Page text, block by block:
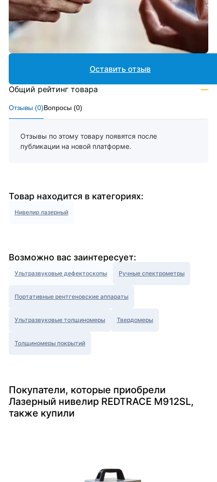
Отзывы (0)Вопросы (0)
Отзывы по этому товару появятся после
публикации на новой платформе.
Оставить отзыв
Общий рейтинг товара —
Товар находится в категориях:
Нивелир лазерный
Возможно вас заинтересует:
Ультразвуковые дефектоскопы Ручные спектрометры
Портативные рентгеновские аппараты
Ультразвуковые толщиномеры Твердомеры
Толщиномеры покрытий
Покупатели, которые приобрели
Лазерный нивелир REDTRACE М912SL,
также купили